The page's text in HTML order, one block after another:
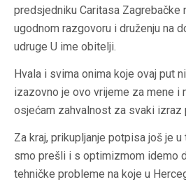
predsjedniku Caritasa Zagrebačke
ugodnom razgovoru i druženju na
udruge U ime obitelji.
Hvala i svima onima koje ovaj put
izazovno je ovo vrijeme za mene i
osjećam zahvalnost za svaki izraz
Za kraj, prikupljanje potpisa još je
smo prešli i s optimizmom idemo
tehničke probleme na koje u